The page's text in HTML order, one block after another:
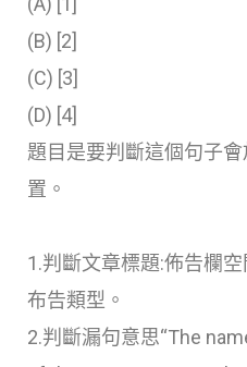
(B) [2]
(C) [3]
(D) [4]
題目是要判斷這個句子
置。
1.判斷文章標題:佈告欄
布告類型。
2.判斷漏句意思“The